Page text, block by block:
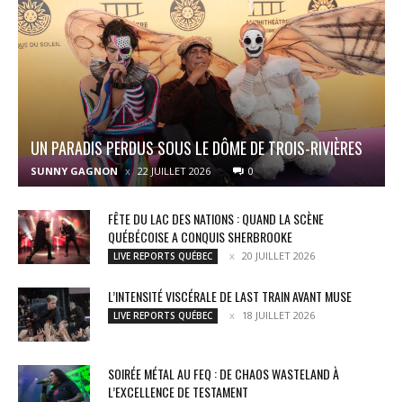
UN PARADIS PERDUS SOUS LE DÔME DE TROIS-RIVIÈRES
SUNNY GAGNON 22 JUILLET 2026 0
FÊTE DU LAC DES NATIONS : QUAND LA SCÈNE
QUÉBÉCOISE A CONQUIS SHERBROOKE
LIVE REPORTS QUÉBEC 20 JUILLET 2026
L’INTENSITÉ VISCÉRALE DE LAST TRAIN AVANT MUSE
LIVE REPORTS QUÉBEC 18 JUILLET 2026
SOIRÉE MÉTAL AU FEQ : DE CHAOS WASTELAND À
L’EXCELLENCE DE TESTAMENT